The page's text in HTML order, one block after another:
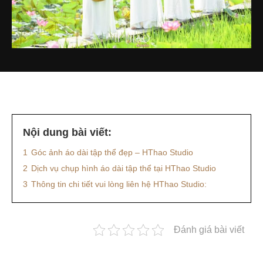
Nội dung bài viết:
1 Góc ảnh áo dài tập thể đẹp – HThao Studio
2 Dịch vụ chụp hình áo dài tập thể tại HThao Studio
3 Thông tin chi tiết vui lòng liên hệ HThao Studio:
Đánh giá bài viết